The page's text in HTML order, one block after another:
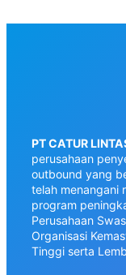
PT CATUR
perusahaan
outbound yang
telah menangani
program
Perusahaan
Organisasi
Tinggi serta